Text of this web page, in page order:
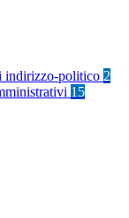
indirizzo-politico 2
15